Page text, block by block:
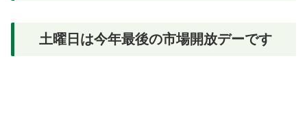
土曜日は今年最後の市場開放デーです